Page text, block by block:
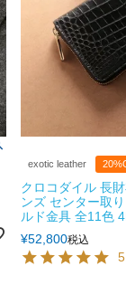
exotic leather
クロコダイル 長
ンズ センター取
ルド金具 全11色
¥52,800税込